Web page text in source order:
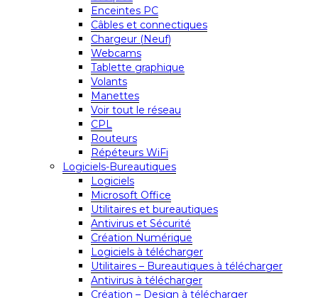
Enceintes PC
Câbles et connectiques
Chargeur (Neuf)
Webcams
Tablette graphique
Volants
Manettes
Voir tout le réseau
CPL
Routeurs
Répéteurs WiFi
Logiciels-Bureautiques
Logiciels
Microsoft Office
Utilitaires et bureautiques
Antivirus et Sécurité
Création Numérique
Logiciels à télécharger
Utilitaires – Bureautiques à télécharger
Antivirus à télécharger
Création – Design à télécharger